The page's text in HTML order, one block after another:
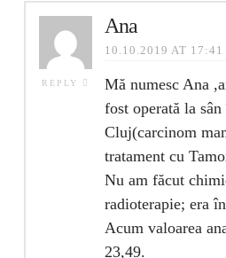
REPLY
Ana
10.10.2019 AT 17:41
Mă numesc Ana
fost operată la
Cluj(carcinom
tratament cu
Nu am făcut
radioterapie; era
Acum valoarea
23,49.